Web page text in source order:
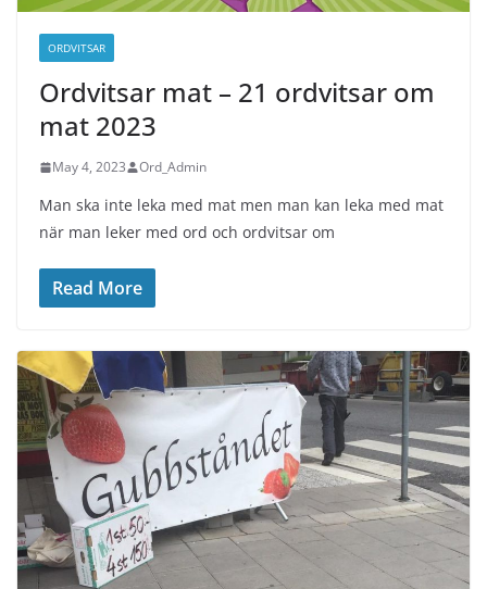
ORDVITSAR
Ordvitsar mat – 21 ordvitsar om
mat 2023
May 4, 2023 Ord_Admin
Man ska inte leka med mat men man kan leka med mat
när man leker med ord och ordvitsar om
Read More